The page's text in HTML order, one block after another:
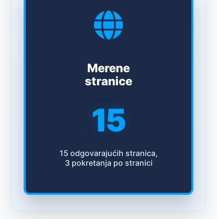
Merene
stranice
15
15 odgovarajućih stranica,
3 pokretanja po stranici